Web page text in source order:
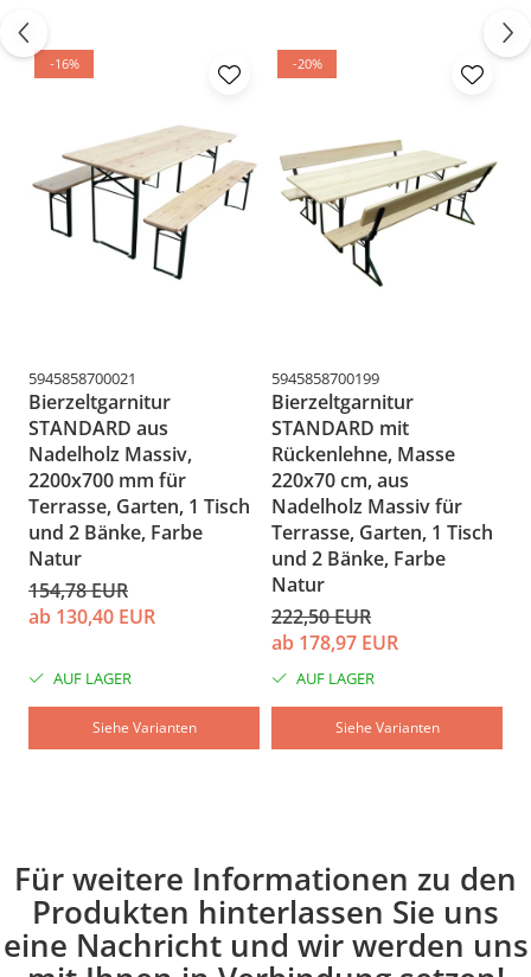
-16%
5945858700021
Bierzeltgarnitur
STANDARD aus
Nadelholz Massiv,
2200x700 mm für
Terrasse, Garten, 1 Tisch
und 2 Bänke, Farbe
Natur
154,78 EUR
ab 130,40 EUR
AUF LAGER
Siehe Varianten
-20%
5945858700199
Bierzeltgarnitur
STANDARD mit
Rückenlehne, Masse
220x70 cm, aus
Nadelholz Massiv für
Terrasse, Garten, 1 Tisch
und 2 Bänke, Farbe
Natur
222,50 EUR
ab 178,97 EUR
AUF LAGER
Siehe Varianten
Für weitere Informationen zu den
Produkten hinterlassen Sie uns
eine Nachricht und wir werden uns